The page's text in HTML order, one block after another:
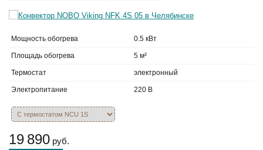
Мощность обогрева 0.5 кВт
Площадь обогрева 5 м²
Термостат электронный
Электропитание 220 В
19 890 руб.